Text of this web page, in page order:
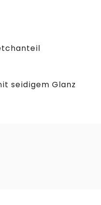
seidigem Glanz